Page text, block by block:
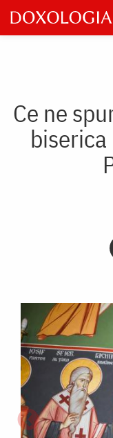
Skip
to
main
Ce ne